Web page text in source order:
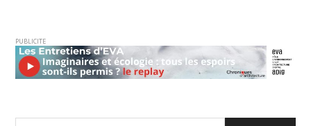
PUBLICITE